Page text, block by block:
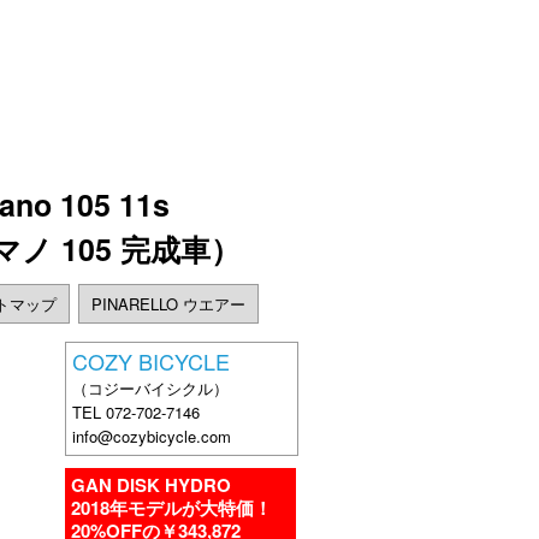
105 11s
105 完成車）
マップ PINARELLO ウエアー
COZY BICYCLE
（コジーバイシクル）
TEL 072-702-7146
info@cozybicycle.com
GAN DISK HYDRO
2018年モデルが大特価！
20%OFFの￥343,872